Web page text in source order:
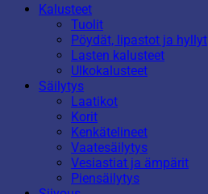
Kalusteet
Tuolit
Pöydät, lipastot ja hyllyt
Lasten kalusteet
Ulkokalusteet
Säilytys
Laatikot
Korit
Kenkätelineet
Vaatesäilytys
Vesiastiat ja ämpärit
Piensäilytys